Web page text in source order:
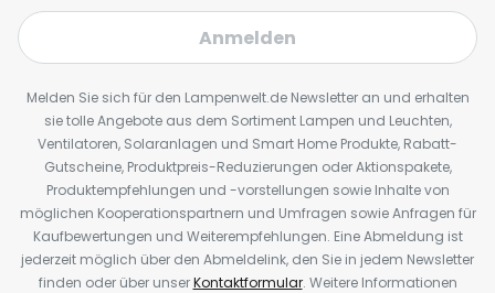
Anmelden
Melden Sie sich für den Lampenwelt.de Newsletter an und erhalten
sie tolle Angebote aus dem Sortiment Lampen und Leuchten,
Ventilatoren, Solaranlagen und Smart Home Produkte, Rabatt-
Gutscheine, Produktpreis-Reduzierungen oder Aktionspakete,
Produktempfehlungen und -vorstellungen sowie Inhalte von
möglichen Kooperationspartnern und Umfragen sowie Anfragen für
Kaufbewertungen und Weiterempfehlungen. Eine Abmeldung ist
jederzeit möglich über den Abmeldelink, den Sie in jedem Newsletter
finden oder über unserKontaktformular. Weitere Informationen